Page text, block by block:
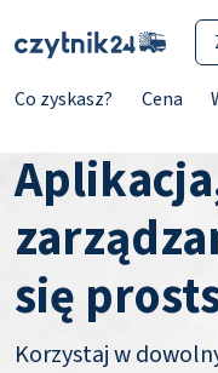
Co zyskasz? Cena
się
Korzystaj w